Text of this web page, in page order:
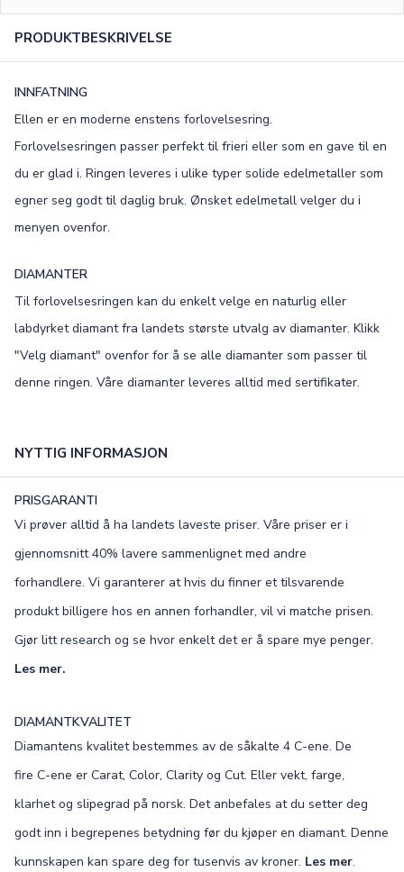
0/15
Old English
Edwardian
Script MT Corinthia
PRODUKTBESKRIVELSE
INNFATNING
Ellen er en moderne enstens forlovelsesring.
Forlovelsesringen passer perfekt til frieri eller som en gave til en
du er glad i. Ringen leveres i ulike typer solide edelmetaller som
egner seg godt til daglig bruk. Ønsket edelmetall velger du i
menyen ovenfor.
DIAMANTER
Til forlovelsesringen kan du enkelt velge en naturlig eller
labdyrket diamant fra landets største utvalg av diamanter. Klikk
"Velg diamant" ovenfor for å se alle diamanter som passer til
denne ringen. Våre diamanter leveres alltid med sertifikater.
NYTTIG INFORMASJON
PRISGARANTI
Vi prøver alltid å ha landets laveste priser. Våre priser er i
gjennomsnitt 40% lavere sammenlignet med andre
forhandlere. Vi garanterer at hvis du finner et tilsvarende
produkt billigere hos en annen forhandler, vil vi matche prisen.
Gjør litt research og se hvor enkelt det er å spare mye penger.
Les mer.
DIAMANTKVALITET
Diamantens kvalitet bestemmes av de såkalte 4 C-ene. De
fire C-ene er Carat, Color, Clarity og Cut. Eller vekt, farge,
klarhet og slipegrad på norsk. Det anbefales at du setter deg
godt inn i begrepenes betydning før du kjøper en diamant. Denne
kunnskapen kan spare deg for tusenvis av kroner. Les mer.